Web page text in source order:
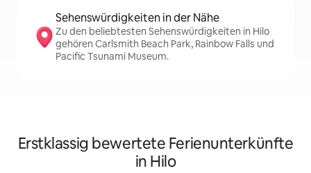
Sehenswürdigkeiten in der Nähe
Zu den beliebtesten Sehenswürdigkeiten in Hilo
gehören Carlsmith Beach Park, Rainbow Falls und
Pacific Tsunami Museum.
Erstklassig bewertete Ferienunterkünfte
in Hilo